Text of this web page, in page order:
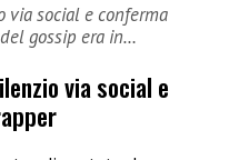
via social e conferma
gossip era in…
via social e